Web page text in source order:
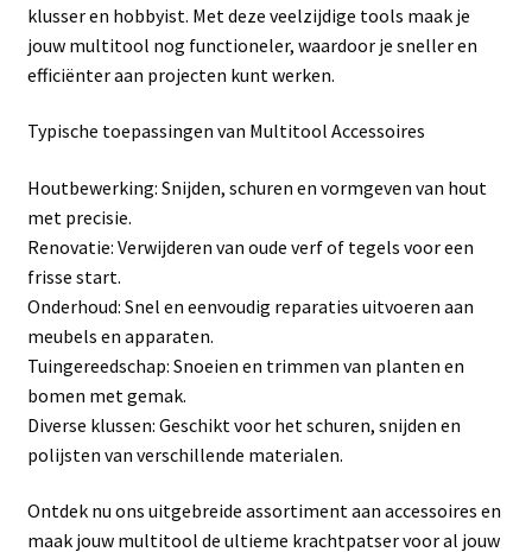
Blog
Linkpartners
Over Ons
Overzicht
Retourbeleid
klusser en hobbyist. Met deze veelzijdige tools maak je
jouw multitool nog functioneler, waardoor je sneller en
efficiënter aan projecten kunt werken.
Typische toepassingen van Multitool Accessoires
Houtbewerking: Snijden, schuren en vormgeven van hout
met precisie.
Renovatie: Verwijderen van oude verf of tegels voor een
frisse start.
Onderhoud: Snel en eenvoudig reparaties uitvoeren aan
meubels en apparaten.
Tuingereedschap: Snoeien en trimmen van planten en
bomen met gemak.
Diverse klussen: Geschikt voor het schuren, snijden en
polijsten van verschillende materialen.
Ontdek nu ons uitgebreide assortiment aan accessoires en
maak jouw multitool de ultieme krachtpatser voor al jouw